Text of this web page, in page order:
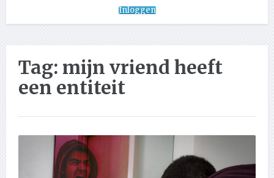
Inloggen
Tag: mijn vriend heeft
een entiteit